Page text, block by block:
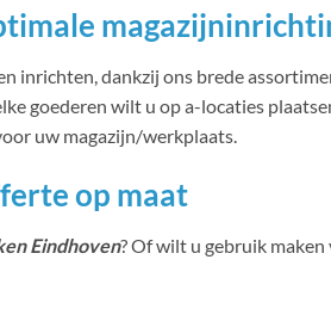
inrichten, dankzij ons brede
goederen wilt u op a-locaties
uw magazijn/werkplaats.
op maat
Eindhoven? Of wilt u gebruik maken